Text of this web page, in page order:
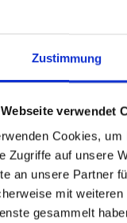
Zustimmung
verwendet
Cookies,
Zugriffe auf unsere
an unsere Partner
mit
gesammelt